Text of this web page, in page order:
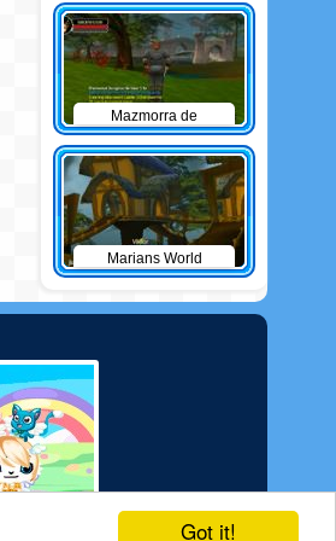
Got it!
Mazmorra de
Sherwood
Marians World